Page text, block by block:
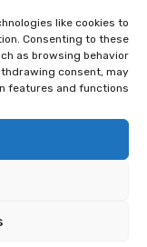
like cookies to
Consenting to these
as browsing behavior
consent, may
features and functions.